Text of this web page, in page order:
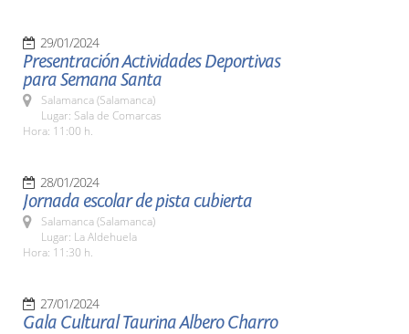
29/01/2024
Presentración Actividades Deportivas
para Semana Santa
Salamanca (Salamanca)
Lugar: Sala de Comarcas
Hora: 11:00 h.
28/01/2024
Jornada escolar de pista cubierta
Salamanca (Salamanca)
Lugar: La Aldehuela
Hora: 11:30 h.
27/01/2024
Gala Cultural Taurina Albero Charro